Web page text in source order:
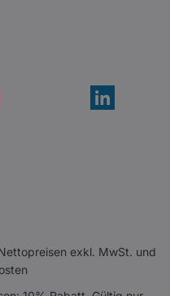
exkl. MwSt. und